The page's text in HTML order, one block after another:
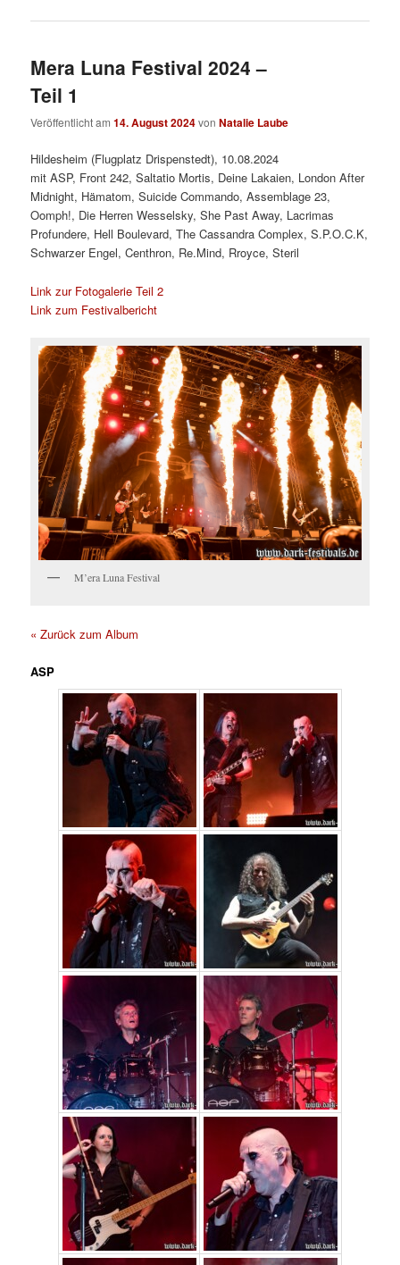
Mera Luna Festival 2024 –
Teil 1
Veröffentlicht am14. August 2024vonNatalie Laube
Hildesheim (Flugplatz Drispenstedt), 10.08.2024
mit ASP, Front 242, Saltatio Mortis, Deine Lakaien, London After
Midnight, Hämatom, Suicide Commando, Assemblage 23,
Oomph!, Die Herren Wesselsky, She Past Away, Lacrimas
Profundere, Hell Boulevard, The Cassandra Complex, S.P.O.C.K,
Schwarzer Engel, Centhron, Re.Mind, Rroyce, Steril
Link zur Fotogalerie Teil 2
Link zum Festivalbericht
M’era Luna Festival
« Zurück zum Album
ASP